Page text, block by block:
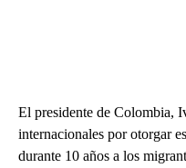
El presidente de Colombia,
internacionales por otorgar
durante 10 años a los